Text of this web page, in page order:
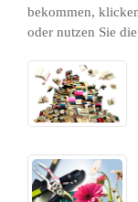
bekommen,
oder nutzen Sie
Bücher
Garten­